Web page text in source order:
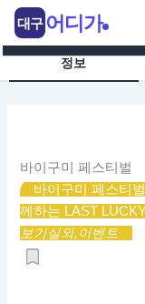
츠
정보
바이구미 페스티벌
바이구미 페스티
께하는 LAST
보기실외,이벤트
대구 어디가